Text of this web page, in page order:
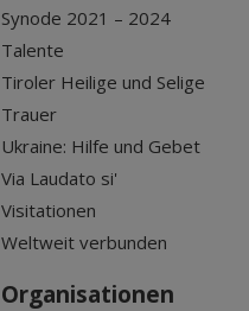
Synode 2021 – 2024
Talente
Tiroler Heilige und Selige
Trauer
Ukraine: Hilfe und Gebet
Via Laudato si'
Visitationen
Weltweit verbunden
Organisationen